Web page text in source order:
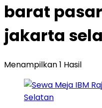
barat
jakarta
Menampilkan 1 Hasil